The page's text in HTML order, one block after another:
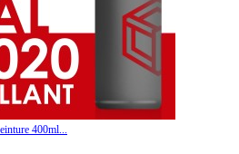
400ml...